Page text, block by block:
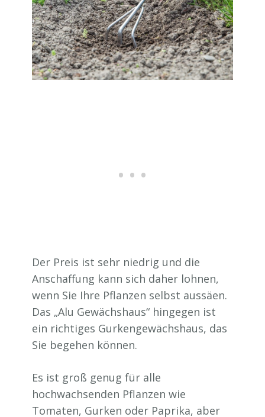
Der Preis ist sehr niedrig und die
Anschaffung kann sich daher lohnen,
wenn Sie Ihre Pflanzen selbst aussäen.
Das „Alu Gewächshaus“ hingegen ist
ein richtiges Gurkengewächshaus, das
Sie begehen können.
Es ist groß genug für alle
hochwachsenden Pflanzen wie
Tomaten, Gurken oder Paprika, aber